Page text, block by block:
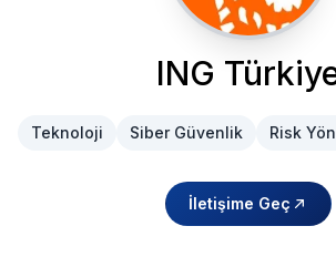
ING
Teknoloji Siber Güvenlik Risk
İletişime Geç